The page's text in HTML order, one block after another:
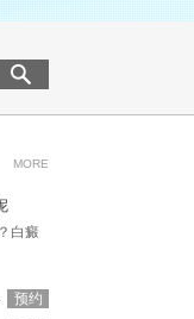
MORE
白癜
预约